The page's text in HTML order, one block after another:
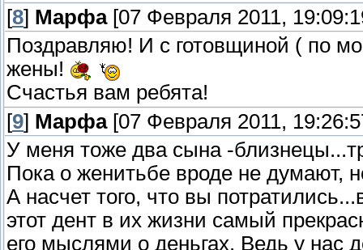
[8] Марфа[07 Февраля 2011,
Поздравляю! И с готовщиной ( по
жены!
Счастья вам ребята!
[9] Марфа[07 Февраля 2011,
У меня тоже два сына -
Пока о женитьбе вроде не думают,
А насчет того, что вы
этот дент в их жизни самый
его мыслями о деньгах. Ведь у нас